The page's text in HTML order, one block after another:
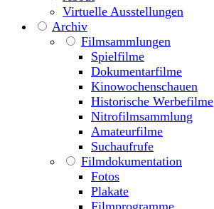
Virtuelle Ausstellungen
Archiv
Filmsammlungen
Spielfilme
Dokumentarfilme
Kinowochenschauen
Historische Werbefilme
Nitrofilmsammlung
Amateurfilme
Suchaufrufe
Filmdokumentation
Fotos
Plakate
Filmprogramme